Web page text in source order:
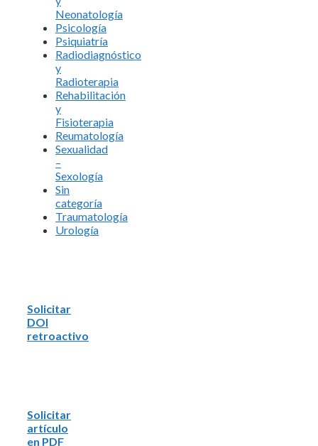
Neonatología
Psicología
Psiquiatría
Radiodiagnóstico
y
Radioterapia
Rehabilitación
y
Fisioterapia
Reumatología
Sexualidad
–
Sexología
Sin
categoría
Traumatología
Urología
Solicitar
DOI
retroactivo
Solicitar
artículo
en PDF